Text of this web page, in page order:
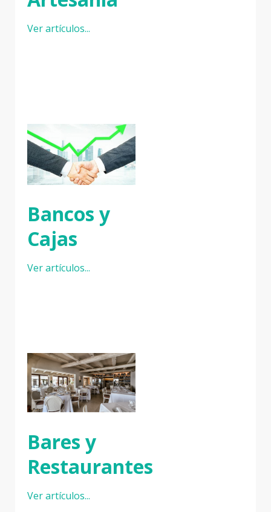
Ver artículos...
Bancos y
Cajas
Ver artículos...
Bares y
Restaurantes
Ver artículos...